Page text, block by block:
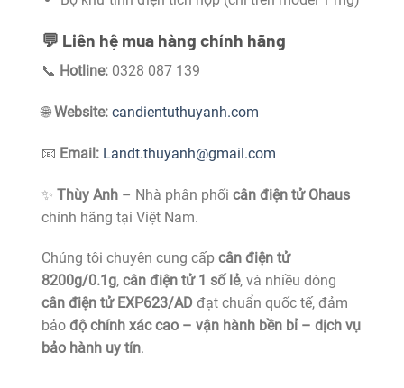
💬 Liên hệ mua hàng chính hãng
📞 Hotline: 0328 087 139
🌐Website: candientuthuyanh.com
📧 Email: Landt.thuyanh@gmail.com
✨ Thùy Anh – Nhà phân phối cân điện tử Ohaus
chính hãng tại Việt Nam.
Chúng tôi chuyên cung cấp cân điện tử
8200g/0.1g, cân điện tử 1 số lẻ, và nhiều dòng
cân điện tử EXP623/AD đạt chuẩn quốc tế, đảm
bảo độ chính xác cao – vận hành bền bỉ – dịch vụ
bảo hành uy tín.